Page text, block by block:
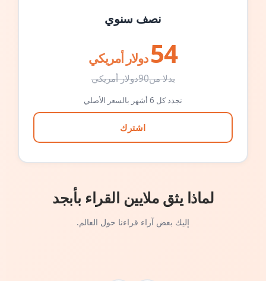
نصف سنوي
54 دولار أمريكي
بدلا من90دولار أمريكي
تجدد كل 6 أشهر بالسعر الأصلي
اشترك
لماذا يثق ملايين القراء بأبجد
إليك بعض آراء قراءنا حول العالم.